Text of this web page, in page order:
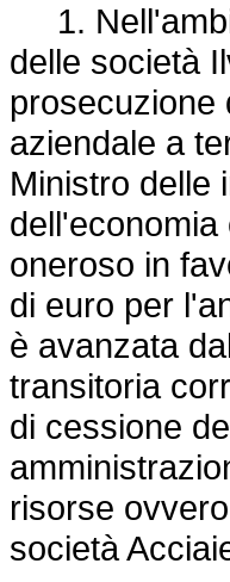
1.
delle società
prosecuzione
aziendale a
Ministro delle
oneroso in
di euro per
è avanzata
transitoria
di cessione
risorse
società